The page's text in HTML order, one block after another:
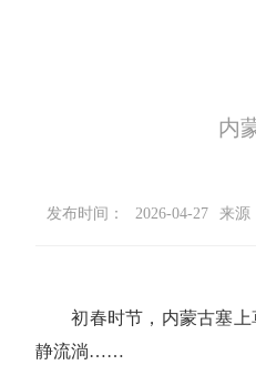
内
发布时间： 2026-04-27 来源
初春时节，内蒙古塞
静流淌……